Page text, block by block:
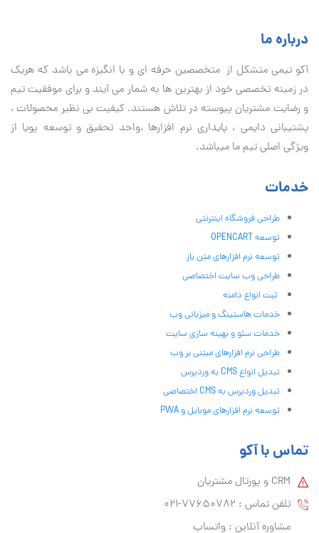
درباره ما
آكو تيمی متشکل از متخصصین حرفه ای و با انگیزه می باشد که هریک
در زمینه تخصصی خود از بهترین ها به شمار می آیند و برای موفقیت تيم
و رضایت مشتریان پیوسته در تلاش هستند. کیفیت بی نظير محصولات ،
پشتیبانی دايمی ، پایداری نرم افزارها ،واحد تحقیق و توسعه پویا از
ویژگی اصلی تیم ما میباشد.
خدمات
طراحی فروشگاه اینترنتی
توسعه OPENCART
توسعه نرم افزارهای متن باز
طراحی وب سایت اختصاصی
ثبت انواع دامنه
خدمات هاستینگ و میزبانی وب
خدمات سئو و بهینه سازی سایت
طراحی نرم افزارهای مبتنی بر وب
تبدیل انواع CMS به وردپرس
تبدیل وردپرس به CMS اختصاصی
توسعه نرم افزارهای موبایل و PWA
تماس با آکو
CRM و پورتال مشتریان
تلفن تماس :‌ 77650782-021
مشاوره آنلاین : واتساپ